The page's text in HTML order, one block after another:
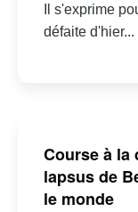
Il s'exprime
défaite d'hier...
Course à la
lapsus de
le monde